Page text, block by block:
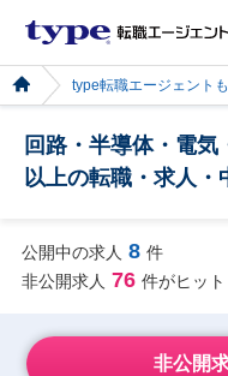
type転職エージェント
回路・半導体・電気
以上の転職・求人・
公開中の求人 8 件
非公開求人 76 件がヒット
非公開